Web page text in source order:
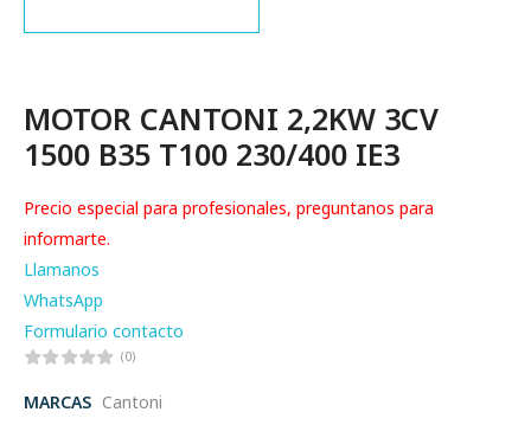
MOTOR CANTONI 2,2KW 3CV
1500 B35 T100 230/400 IE3
Precio especial para profesionales, preguntanos para
informarte.
Llamanos
WhatsApp
Formulario contacto
(0)
MARCAS Cantoni